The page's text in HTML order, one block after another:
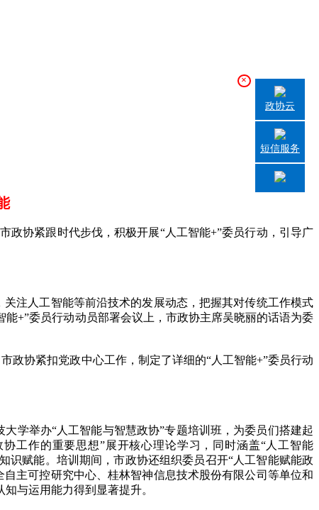
协紧跟时代步伐，积极开展“人工智能+”委员行动，引导广
注人工智能等前沿技术的发展动态，把握其对传统工作模式
+”委员行动动员部署会议上，市政协主席吴晓丽的话语为委
协紧扣党政中心工作，制定了详细的“人工智能+”委员行动
学举办“人工智能与智慧政协”专题培训班，为委员们搭建起
工作的重要思想”展开核心理论学习，同时涵盖“人工智能
识赋能。培训期间，市政协还组织委员召开“人工智能赋能政
主可控研究中心、桂林智神信息技术股份有限公司等单位和
与运用能力得到显著提升。
×
政协云
短信服务